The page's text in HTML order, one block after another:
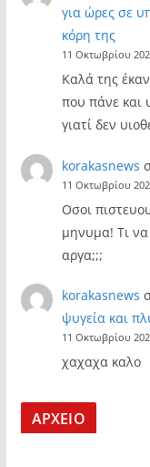
για ώρες σε
κόρη της
11 Οκτωβρίου
Καλά της
που πάνε και
γιατί δεν
korakasnews
11 Οκτωβρίου
Οσοι
μηνυμα! Τι
αργα;;;
korakasnews
ψυγεία και
11 Οκτωβρίου
χαχαχα καλο
ΑΡΧΕΙΟ